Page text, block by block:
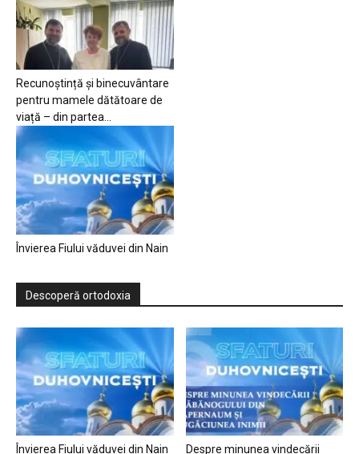
Recunoștință și binecuvântare
pentru mamele dătătoare de
viață – din partea...
Învierea Fiului văduvei din Nain
Descoperă ortodoxia
Învierea Fiului văduvei din Nain Despre minunea vindecării